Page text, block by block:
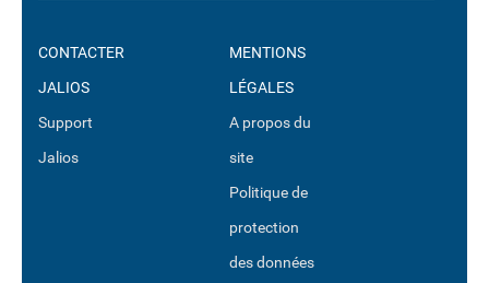
CONTACTER
JALIOS
Support
Jalios
MENTIONS
LÉGALES
A propos du
site
Politique de
protection
des données